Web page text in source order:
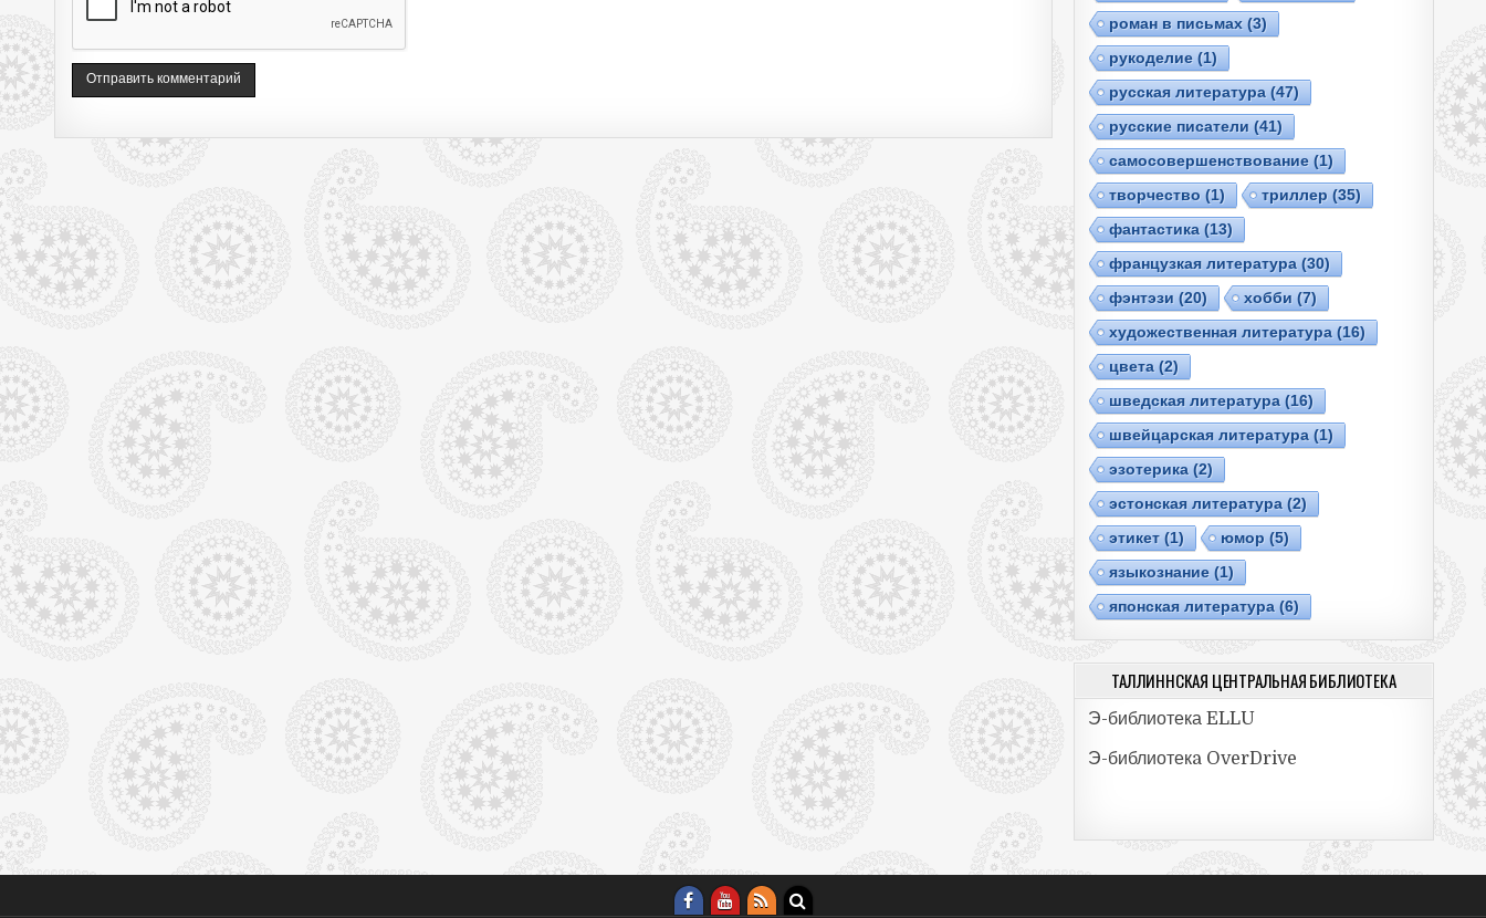
роман в письмах(3)
рукоделие(1)
русская литература(47)
русские писатели (41)
самосовершенствование(1)
творчество (1) триллер (35)
фантастика(13)
французкая литература(30)
фэнтэзи (20) хобби (7)
художественная литература(16)
цвета(2)
шведская литература(16)
швейцарская литература(1)
эзотерика(2)
эстонская литература(2)
этикет(1) юмор (5)
языкознание(1)
японская литература(6)
ТАЛЛИННСКАЯ ЦЕНТРАЛЬНАЯ БИБЛИОТЕКА
Э-библиотека ELLU
Э-библиотекa OverDrive